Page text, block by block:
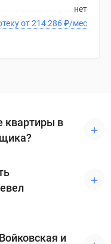
нет
В ипотеку от 214 286₽/мес
квартиры в
и